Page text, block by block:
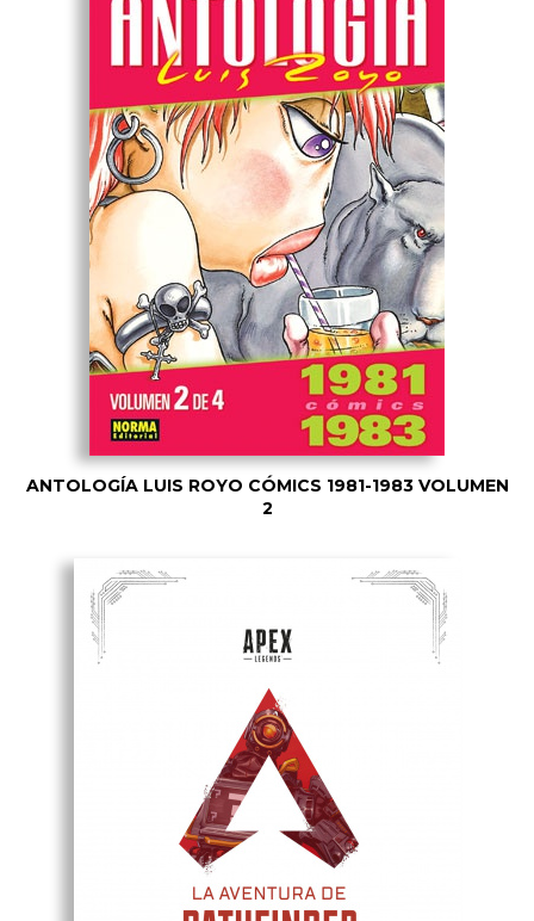
ANTOLOGÍA LUIS ROYO CÓMICS 1981-1983 VOLUMEN
2